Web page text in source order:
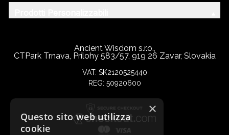
Ancient Wisdom s.r.o.,
CTPark Trnava, Prílohy 583/57, 919 26 Zavar, Slovakia
VAT: SK2120525440
REG: 50920600
×
Questo sito web utilizza
cookie